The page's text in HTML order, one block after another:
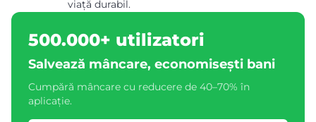
viață durabil.
500.000+ utilizatori
Salvează mâncare, economisești bani
Cumpără mâncare cu reducere de 40–70% în
aplicație.